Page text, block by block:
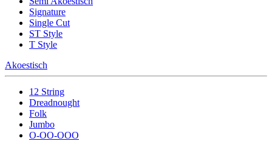
Signature
Single Cut
ST Style
T Style
Akoestisch
12 String
Dreadnought
Folk
Jumbo
O-OO-OOO